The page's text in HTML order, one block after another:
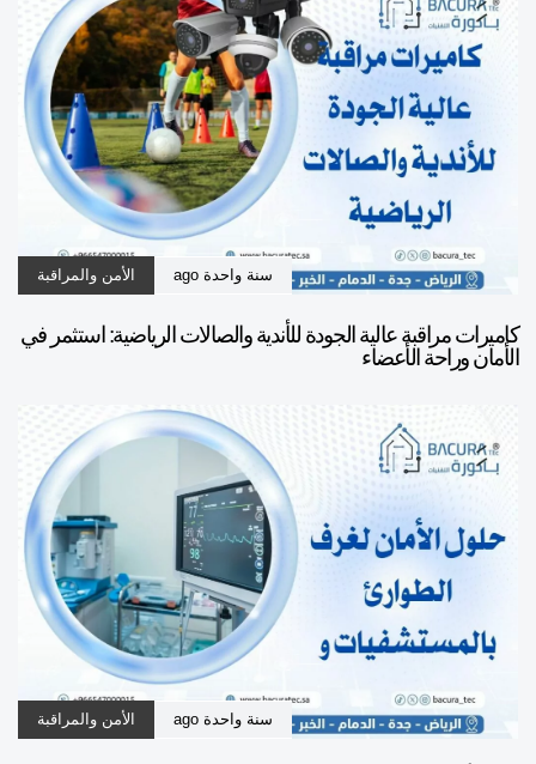
سنة واحدة ago الأمن والمراقبة
كاميرات مراقبة عالية الجودة للأندية والصالات الرياضية: استثمر في
الأمان وراحة الأعضاء
سنة واحدة ago الأمن والمراقبة